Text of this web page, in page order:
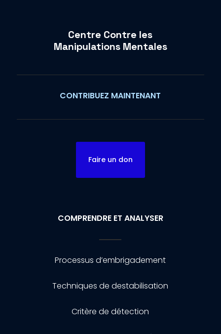
Centre Contre les
Manipulations Mentales
CONTRIBUEZ MAINTENANT
Faire un don
COMPRENDRE ET ANALYSER
Processus d’embrigadement
Techniques de destabilisation
Critère de détection